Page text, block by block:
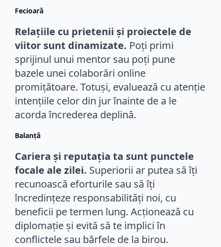
Fecioară
Relațiile cu prietenii și proiectele de
viitor sunt dinamizate. Poți primi
sprijinul unui mentor sau poți pune
bazele unei colaborări online
promițătoare. Totuși, evaluează cu atenție
intențiile celor din jur înainte de a le
acorda încrederea deplină.
Balanță
Cariera și reputația ta sunt punctele
focale ale zilei. Superiorii ar putea să îți
recunoască eforturile sau să îți
încredințeze responsabilități noi, cu
beneficii pe termen lung. Acționează cu
diplomație și evită să te implici în
conflictele sau bârfele de la birou.